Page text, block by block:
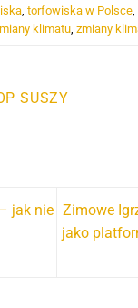
torfowiska w Polsce
klimatu, zmiany
SUSZY
jak nie Zimowe
jako